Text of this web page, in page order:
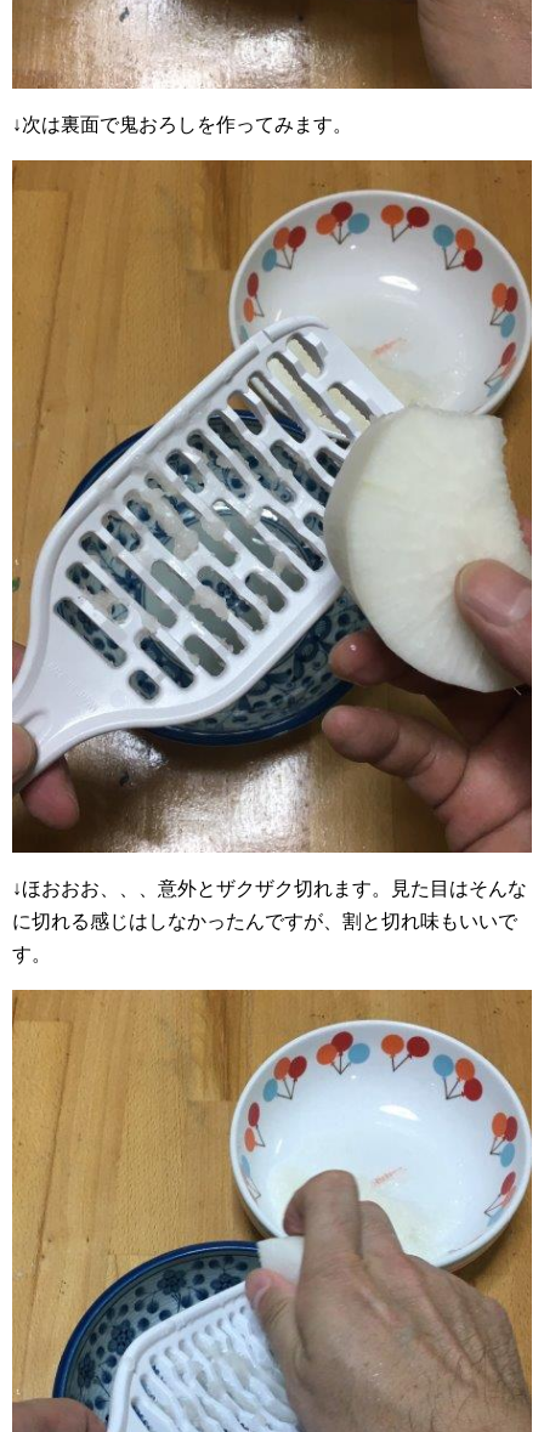
↓次は裏面で鬼おろしを作ってみます。
↓ほおおお、、、意外とザクザク切れます。見た目はそんな
に切れる感じはしなかったんですが、割と切れ味もいいで
す。